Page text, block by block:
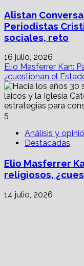
Alistan
Periodistas
sociales, reto
16 julio, 2026
Elio Masferrer Kan:
¿cuestionan el
5
Análisis y
Destacadas
Elio Masferrer
religiosos,
14 julio, 2026